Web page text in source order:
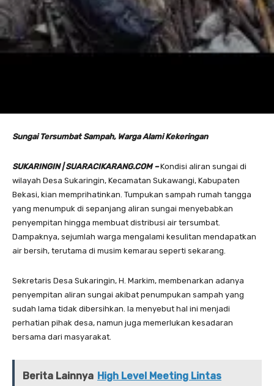
Sungai Tersumbat Sampah, Warga Alami Kekeringan
SUKARINGIN | SUARACIKARANG.COM –Kondisi aliran sungai di
wilayah Desa Sukaringin, Kecamatan Sukawangi, Kabupaten
Bekasi, kian memprihatinkan. Tumpukan sampah rumah tangga
yang menumpuk di sepanjang aliran sungai menyebabkan
penyempitan hingga membuat distribusi air tersumbat.
Dampaknya, sejumlah warga mengalami kesulitan mendapatkan
air bersih, terutama di musim kemarau seperti sekarang.
Sekretaris Desa Sukaringin, H. Markim, membenarkan adanya
penyempitan aliran sungai akibat penumpukan sampah yang
sudah lama tidak dibersihkan. Ia menyebut hal ini menjadi
perhatian pihak desa, namun juga memerlukan kesadaran
bersama dari masyarakat.
Berita Lainnya High Level Meeting Lintas